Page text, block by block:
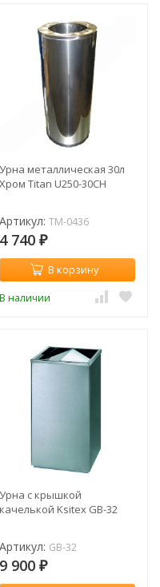
Урна металлическая 30л
Хром Titan U250-30CH
Артикул: TM-0436
4 740 ₽
В корзину
В наличии
Урна с крышкой
качелькой Ksitex GB-32
Артикул: GB-32
9 900 ₽